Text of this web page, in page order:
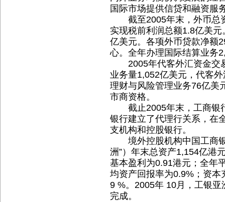
国际市场提供信贷和融资服
截至2005年末，外币总
实现税前利润总额1.8亿美
亿美元。各项外币贷款净额
心。全年办理国际结算业务
2005年代客外汇资金交
业务量1,052亿美元，代客
理财与风险管理业务76亿美
市商资格。
截止2005年末，工商银
银行建立了代理行关系，在
支机构和控股银行。
境外控股机构中国工商银
洲”）年末总资产1,154亿港
基本盈利为0.91港元；全年
均资产回报率为0.9%；资
9 %。2005年 10月，工银
完成。